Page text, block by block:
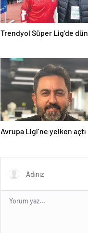
Trendyol Süper Lig’de dün
Avrupa Ligi’ne yelken açtı